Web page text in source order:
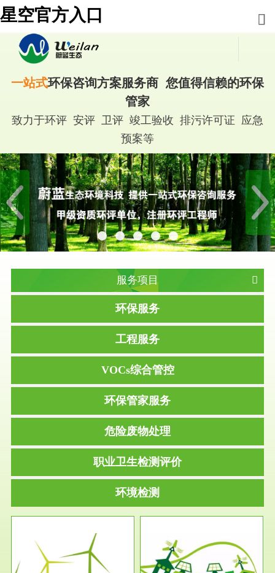
星空官方入口
一站式环保咨询方案服务商 您值得信赖的环保
管家
致力于环评 安评 卫评 竣工验收 排污许可证 应急
预案等
服务项目
环保服务
工程服务
VOCs综合管控
环保管家服务
危险废物处理
职业卫生检测评价
环境检测
服务范围